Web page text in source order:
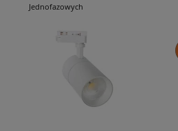
Jednofazowych